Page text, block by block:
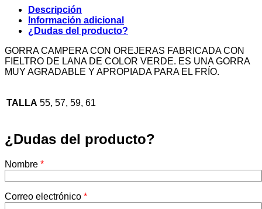
Descripción
Información adicional
¿Dudas del producto?
GORRA CAMPERA CON OREJERAS FABRICADA CON
FIELTRO DE LANA DE COLOR VERDE. ES UNA GORRA
MUY AGRADABLE Y APROPIADA PARA EL FRÍO.
TALLA 55, 57, 59, 61
¿Dudas del producto?
Nombre *
Correo electrónico *